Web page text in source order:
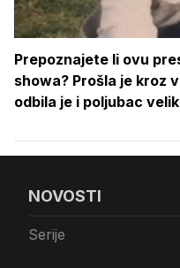
Prepoznajete li ovu
showa? Prošla je kroz
odbila je i poljubac
NOVOSTI
Serije